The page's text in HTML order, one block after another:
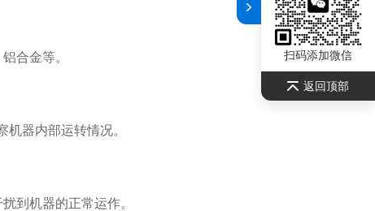
合金等。
器内部运转情况。
到机器的正常运作。
扫码添加微信
返回顶部